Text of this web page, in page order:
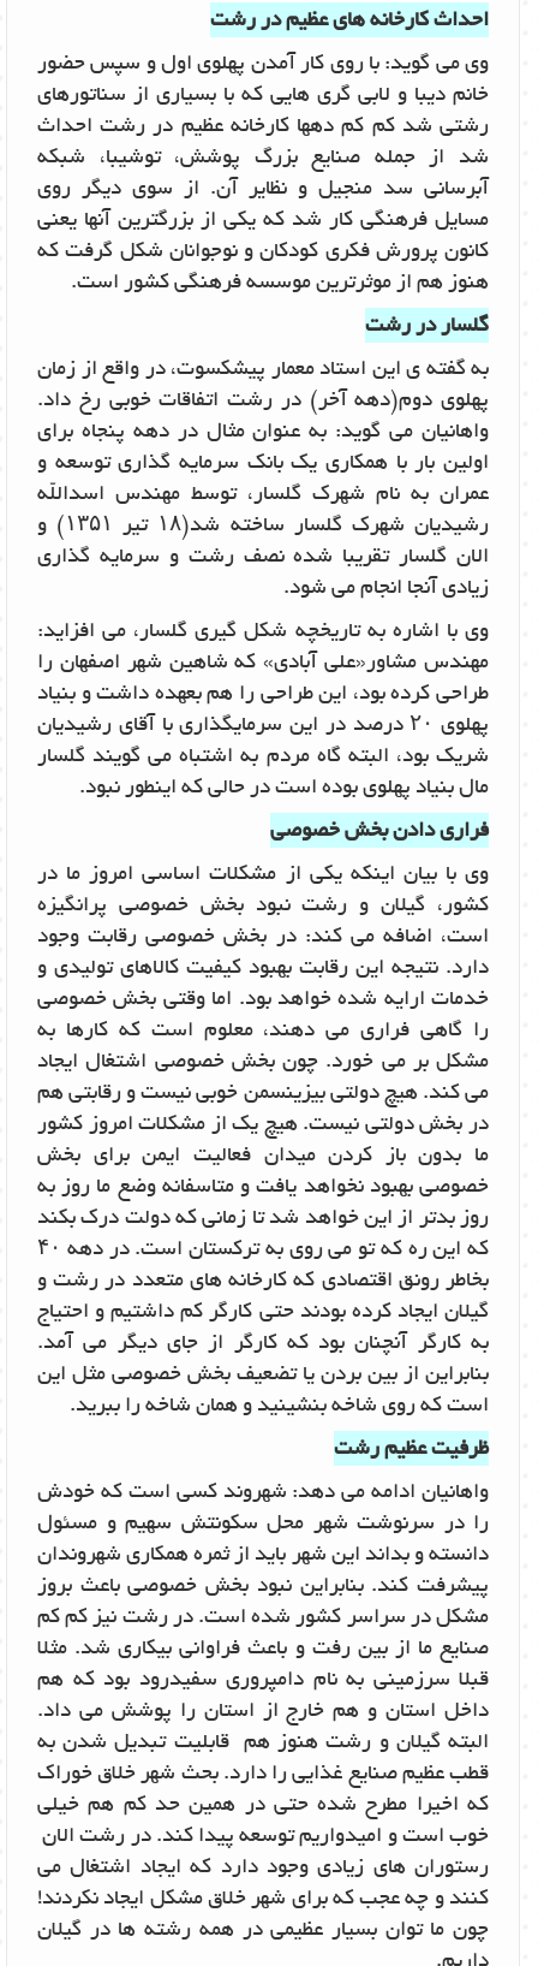
احداث کارخانه های عظیم در رشت
وی می گوید: با روی کار آمدن پهلوی اول و سپس حضور
خانم دیبا و لابی گری هایی که با بسیاری از سناتورهای
رشتی شد کم کم دهها کارخانه عظیم در رشت احداث
شد از جمله صنایع بزرگ پوشش، توشیبا، شبکه
آبرسانی سد منجیل و نظایر آن. از سوی دیگر روی
مسایل فرهنگی کار شد که یکی از بزرگترین آنها یعنی
کانون پرورش فکری کودکان و نوجوانان شکل گرفت که
هنوز هم از موثرترین موسسه فرهنگی کشور است.
گلسار در رشت
به گفته ی این استاد معمار پیشکسوت، در واقع از زمان
پهلوی دوم(دهه آخر) در رشت اتفاقات خوبی رخ داد.
واهانیان می گوید: به عنوان مثال در دهه پنجاه برای
اولین بار با همکاری یک بانک سرمایه گذاری توسعه و
عمران به نام شهرک گلسار، توسط مهندس اسدالله
رشیدیان شهرک گلسار ساخته شد(۱۸ تیر ۱۳۵۱) و
الان گلسار تقریبا شده نصف رشت و سرمایه گذاری
زیادی آنجا انجام می شود.
وی با اشاره به تاریخچه شکل گیری گلسار، می افزاید:
مهندس مشاور«علی آبادی» که شاهین شهر اصفهان را
طراحی کرده بود، این طراحی را هم بعهده داشت و بنیاد
پهلوی ۲۰ درصد در این سرمایگذاری با آقای رشیدیان
شریک بود، البته گاه مردم به اشتباه می گویند گلسار
مال بنیاد پهلوی بوده است در حالی که اینطور نبود.
فراری دادن بخش خصوصی
وی با بیان اینکه یکی از مشکلات اساسی امروز ما در
کشور، گیلان و رشت نبود بخش خصوصی پرانگیزه
است، اضافه می کند: در بخش خصوصی رقابت وجود
دارد. نتیجه این رقابت بهبود کیفیت کالاهای تولیدی و
خدمات ارایه شده خواهد بود. اما وقتی بخش خصوصی
را گاهی فراری می دهند، معلوم است که کارها به
مشکل بر می خورد. چون بخش خصوصی اشتغال ایجاد
می کند. هیچ دولتی بیزینسمن خوبی نیست و رقابتی هم
در بخش دولتی نیست. هیچ یک از مشکلات امروز کشور
ما بدون باز کردن میدان فعالیت ایمن برای بخش
خصوصی بهبود نخواهد یافت و متاسفانه وضع ما روز به
روز بدتر از این خواهد شد تا زمانی که دولت درک بکند
که این ره که تو می روی به ترکستان است. در دهه ۴۰
بخاطر رونق اقتصادی که کارخانه های متعدد در رشت و
گیلان ایجاد کرده بودند حتی کارگر کم داشتیم و احتیاج
به کارگر آنچنان بود که کارگر از جای دیگر می آمد.
بنابراین از بین بردن یا تضعیف بخش خصوصی مثل این
است که روی شاخه بنشینید و همان شاخه را ببرید.
ظرفیت عظیم رشت
واهانیان ادامه می دهد: شهروند کسی است که خودش
را در سرنوشت شهر محل سکونتش سهیم و مسئول
دانسته و بداند این شهر باید از ثمره همکاری شهروندان
پیشرفت کند. بنابراین نبود بخش خصوصی باعث بروز
مشکل در سراسر کشور شده است. در رشت نیز کم کم
صنایع ما از بین رفت و باعث فراوانی بیکاری شد. مثلا
قبلا سرزمینی به نام دامپروری سفیدرود بود که هم
داخل استان و هم خارج از استان را پوشش می داد.
البته گیلان و رشت هنوز هم قابلیت تبدیل شدن به
قطب عظیم صنایع غذایی را دارد. بحث شهر خلاق خوراک
که اخیرا مطرح شده حتی در همین حد کم هم خیلی
خوب است و امیدواریم توسعه پیدا کند. در رشت الان
رستوران های زیادی وجود دارد که ایجاد اشتغال می
کنند و چه عجب که برای شهر خلاق مشکل ایجاد نکردند!
چون ما توان بسیار عظیمی در همه رشته ها در گیلان